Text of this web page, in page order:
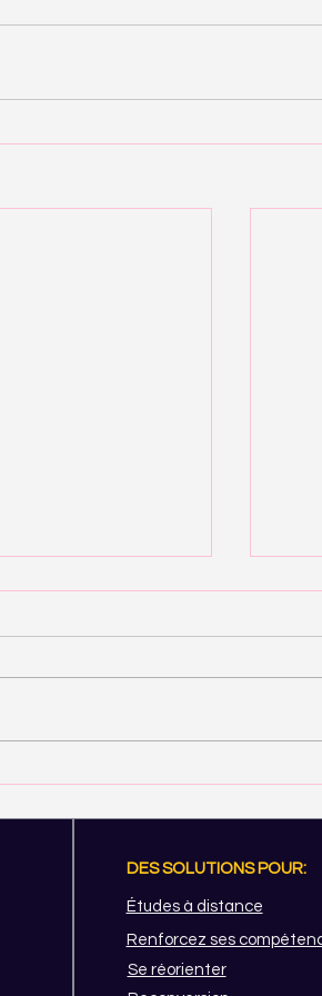
Artist
DES SOLUTIONS POUR:
Études à distance
Renforcez ses
Se réorienter